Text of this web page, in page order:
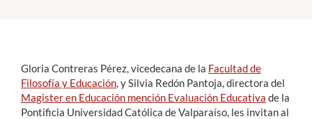
English
Gloria Contreras Pérez, vicedecana de la Facultad de
Filosofía y Educación, y Silvia Redón Pantoja, directora del
Magister en Educación mención Evaluación Educativa de la
Pontificia Universidad Católica de Valparaíso, les invitan al